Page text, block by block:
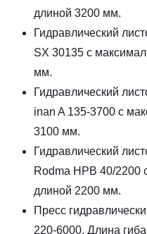
длиной 3200 мм.
Гидравлический
SX 30135 с
мм.
Гидравлический
inan A 135-3700 с
3100 мм.
Гидравлический
Rodma HPB 40/2200
длиной 2200 мм.
Пресс
220-6000. Длина